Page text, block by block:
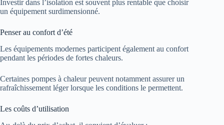
Investir dans l’isolation est souvent plus rentable que choisir
un équipement surdimensionné.
Penser au confort d’été
Les équipements modernes participent également au confort
pendant les périodes de fortes chaleurs.
Certaines pompes à chaleur peuvent notamment assurer un
rafraîchissement léger lorsque les conditions le permettent.
Les coûts d’utilisation